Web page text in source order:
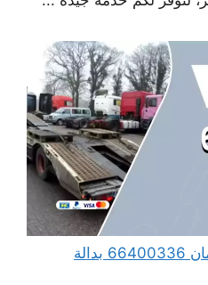
ونش كرين سطحة ام الهيمان 66400336 بدالة